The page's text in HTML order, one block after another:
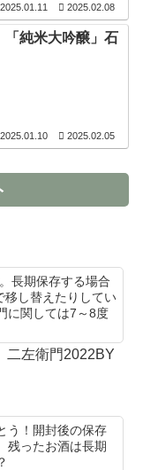
2025.01.11 2025.02.08
「純米大吟醸」石
2025.01.10 2025.02.05
長期保存する場合
移し替えたりしてい
に関しては7～8度
二左衛門2022BY
う！開封後の保存
残ったお酒は長期